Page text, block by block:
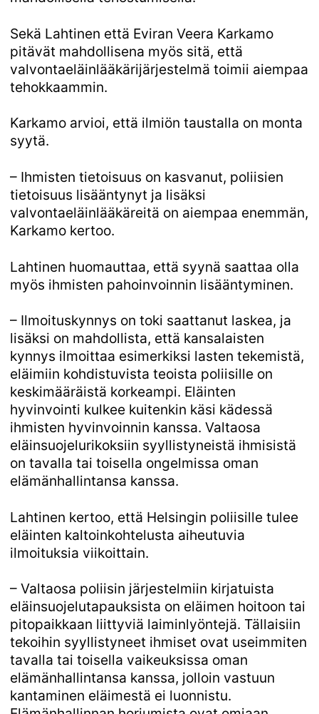
Sekä Lahtinen että Eviran Veera Karkamo
pitävät mahdollisena myös sitä, että
valvontaeläinlääkärijärjestelmä toimii aiempaa
tehokkaammin.
Karkamo arvioi, että ilmiön taustalla on monta
syytä.
– Ihmisten tietoisuus on kasvanut, poliisien
tietoisuus lisääntynyt ja lisäksi
valvontaeläinlääkäreitä on aiempaa enemmän,
Karkamo kertoo.
Lahtinen huomauttaa, että syynä saattaa olla
myös ihmisten pahoinvoinnin lisääntyminen.
– Ilmoituskynnys on toki saattanut laskea, ja
lisäksi on mahdollista, että kansalaisten
kynnys ilmoittaa esimerkiksi lasten tekemistä,
eläimiin kohdistuvista teoista poliisille on
keskimääräistä korkeampi. Eläinten
hyvinvointi kulkee kuitenkin käsi kädessä
ihmisten hyvinvoinnin kanssa. Valtaosa
eläinsuojelurikoksiin syyllistyneistä ihmisistä
on tavalla tai toisella ongelmissa oman
elämänhallintansa kanssa.
Lahtinen kertoo, että Helsingin poliisille tulee
eläinten kaltoinkohtelusta aiheutuvia
ilmoituksia viikoittain.
– Valtaosa poliisin järjestelmiin kirjatuista
eläinsuojelutapauksista on eläimen hoitoon tai
pitopaikkaan liittyviä laiminlyöntejä. Tällaisiin
tekoihin syyllistyneet ihmiset ovat useimmiten
tavalla tai toisella vaikeuksissa oman
elämänhallintansa kanssa, jolloin vastuun
kantaminen eläimestä ei luonnistu.